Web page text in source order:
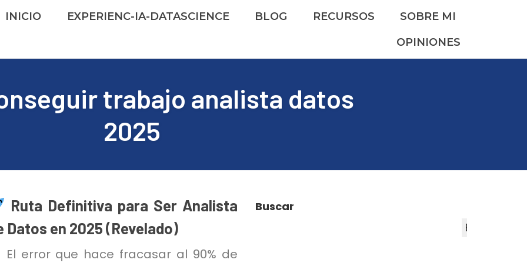
INICIO EXPERIENC-IA-DATASCIENCE BLOG RECURSOS
SOBRE MI
OPINIONES
trabajo analista datos
2025
Ruta Definitiva para Ser Analista
Datos en 2025 (Revelado)
El error que hace fracasar al 90% de
Buscar
Buscar